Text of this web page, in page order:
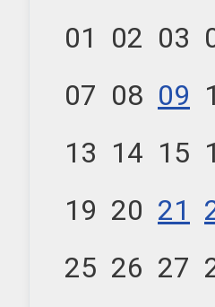
01
02 03
07 08 09
13 14 15
19 20 21
25 26 27